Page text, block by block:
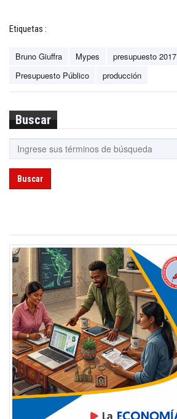
Etiquetas :
Bruno Giuffra Mypes
presupuesto 2017
Presupuesto Público
producción
Buscar
Buscar